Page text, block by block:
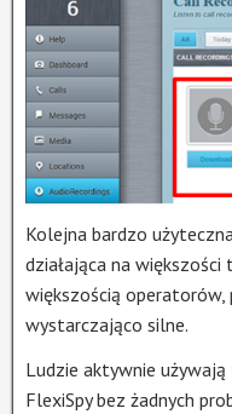
Kolejna bardzo
działająca na
większością operatorów,
wystarczająco silne.
Ludzie aktywnie używają
FlexiSpy bez żadnych